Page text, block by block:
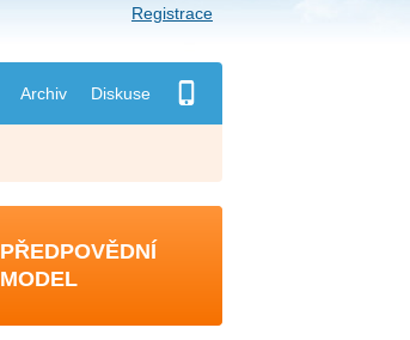
Archiv Diskuse
Registrace
PŘEDPOVĚDNÍ
MODEL